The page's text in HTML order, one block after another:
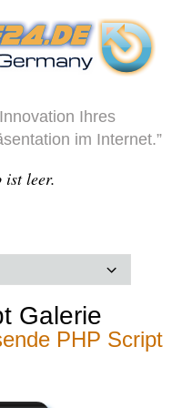
Ihres
im Internet.”
ist leer.
Galerie
PHP Script